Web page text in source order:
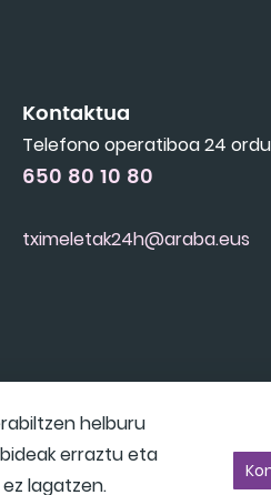
Kontaktua
Telefono operatiboa 24
650 80 10 80
tximeletak24h@araba.eus
helburu
erraztu eta
lagatzen.